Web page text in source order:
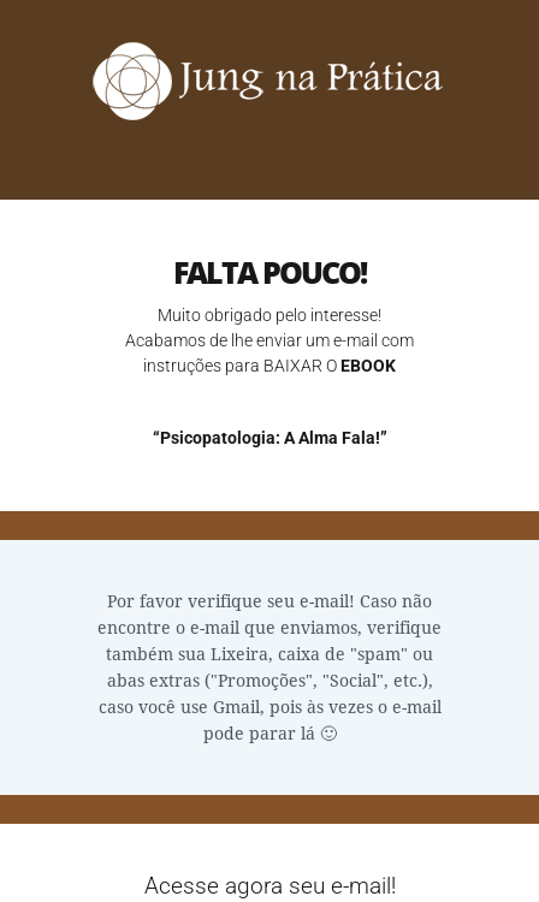
FALTA POUCO!
Muito obrigado pelo interesse!
Acabamos de lhe enviar um e-mail com
instruções para BAIXAR OEBOOK
“Psicopatologia: A Alma Fala!”
Por favor verifique seu e-mail! Caso não
encontre o e-mail que enviamos, verifique
também sua Lixeira, caixa de "spam" ou
abas extras ("Promoções", "Social", etc.),
caso você use Gmail, pois às vezes o e-mail
pode parar lá 🙂
Acesse agora seu e-mail!